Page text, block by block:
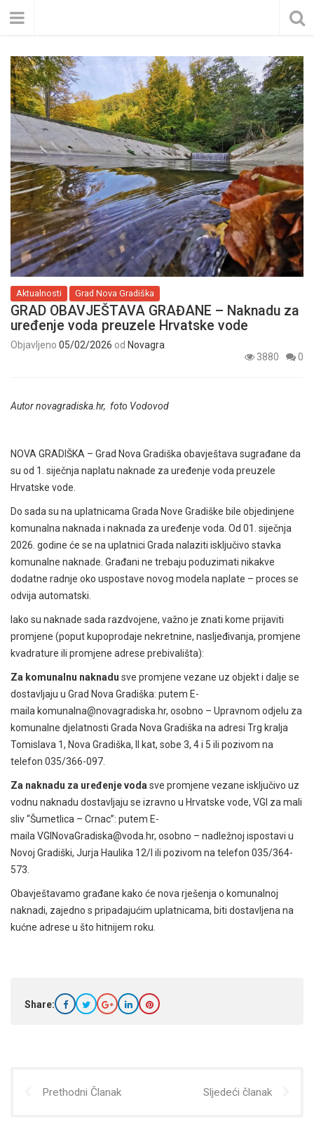
Aktualnosti Grad Nova Gradiška
GRAD OBAVJEŠTAVA GRAĐANE – Naknadu za
uređenje voda preuzele Hrvatske vode
Objavljeno 05/02/2026 od Novagra
3880
0
Autor novagradiska.hr, foto Vodovod
NOVA GRADIŠKA – Grad Nova Gradiška obavještava sugrađane da
su od 1. siječnja naplatu naknade za uređenje voda preuzele
Hrvatske vode.
Do sada su na uplatnicama Grada Nove Gradiške bile objedinjene
komunalna naknada i naknada za uređenje voda. Od 01. siječnja
2026. godine će se na uplatnici Grada nalaziti isključivo stavka
komunalne naknade. Građani ne trebaju poduzimati nikakve
dodatne radnje oko uspostave novog modela naplate – proces se
odvija automatski.
Iako su naknade sada razdvojene, važno je znati kome prijaviti
promjene (poput kupoprodaje nekretnine, nasljeđivanja, promjene
kvadrature ili promjene adrese prebivališta):
Za komunalnu naknadu sve promjene vezane uz objekt i dalje se
dostavljaju u Grad Nova Gradiška: putem E-
maila komunalna@novagradiska.hr, osobno – Upravnom odjelu za
komunalne djelatnosti Grada Nova Gradiška na adresi Trg kralja
Tomislava 1, Nova Gradiška, II kat, sobe 3, 4 i 5 ili pozivom na
telefon 035/366-097.
Za naknadu za uređenje voda sve promjene vezane isključivo uz
vodnu naknadu dostavljaju se izravno u Hrvatske vode, VGI za mali
sliv “Šumetlica – Crnac”: putem E-
maila VGINovaGradiska@voda.hr, osobno – nadležnoj ispostavi u
Novoj Gradiški, Jurja Haulika 12/I ili pozivom na telefon 035/364-
573.
Obavještavamo građane kako će nova rješenja o komunalnoj
naknadi, zajedno s pripadajućim uplatnicama, biti dostavljena na
kućne adrese u što hitnijem roku.
Share:
Prethodni Članak Sljedeći članak